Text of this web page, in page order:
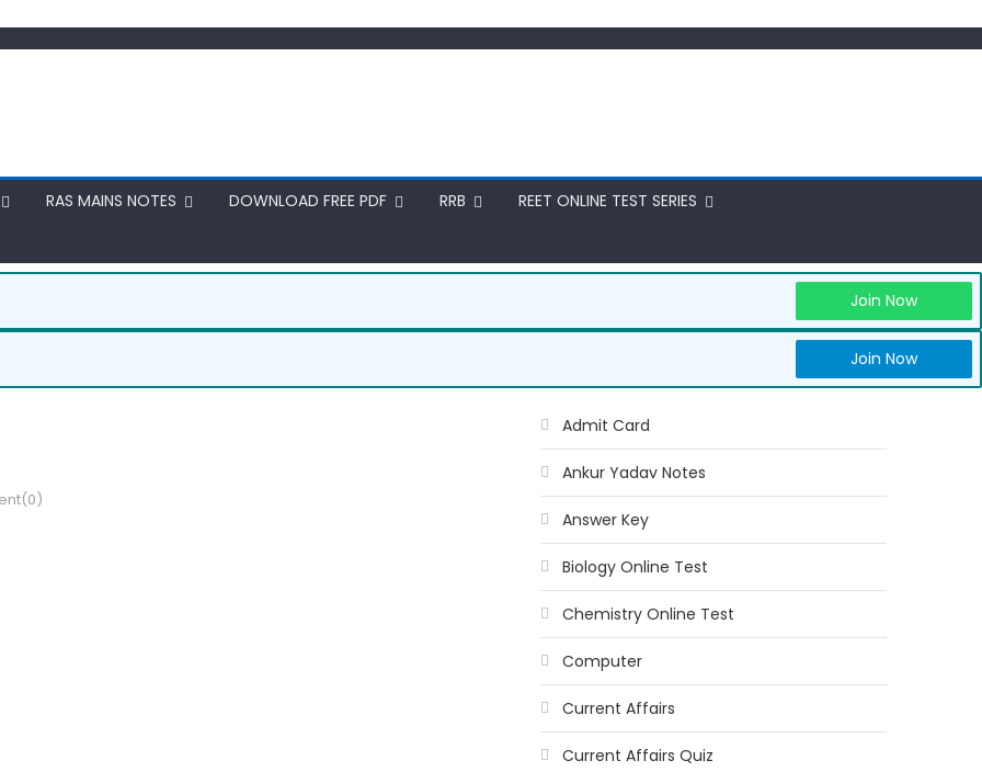
RAS MAINS NOTES DOWNLOAD FREE PDF RRB
REET ONLINE TEST SERIES
Join Now
Join Now
Admit Card
Ankur Yadav Notes
Answer Key
Biology Online Test
Chemistry Online Test
Computer
Current Affairs
Current Affairs Quiz